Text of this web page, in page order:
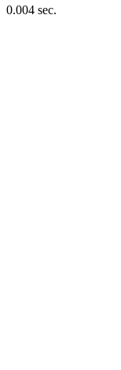
0.004 sec.